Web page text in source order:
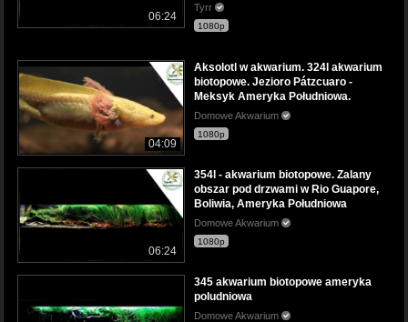
06:24
Tyrr
1080p
04:09
Aksolotl w akwarium. 324l akwarium
biotopowe. Jezioro Pátzcuaro -
Meksyk Ameryka Południowa.
Domowe Akwarium
1080p
06:24
354l - akwarium biotopowe. Zalany
obszar pod drzwami w Rio Guapore,
Boliwia, Ameryka Południowa
Domowe Akwarium
1080p
345 akwarium biotopowe ameryka
poludniowa
Domowe Akwarium